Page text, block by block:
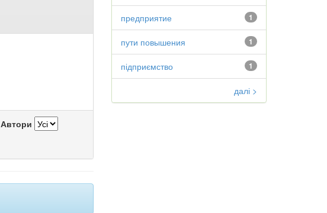
Автори
1
предприятие
1
пути повышения
1
підприємство
далі >